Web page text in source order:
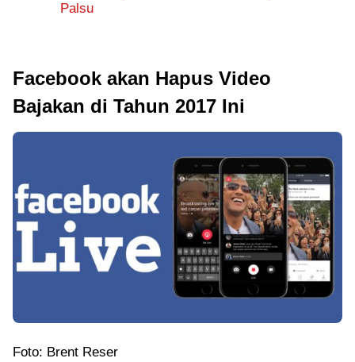
Palsu
Facebook akan Hapus Video
Bajakan di Tahun 2017 Ini
Foto: Brent Reser